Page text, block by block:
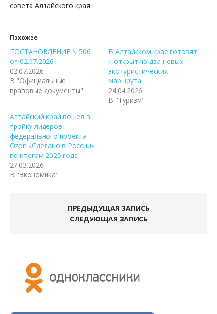
совета Алтайского края.
Похожее
ПОСТАНОВЛЕНИЕ №506
от 02.07.2026
02.07.2026
В "Официальные
правовые документы"
В Алтайском крае готовят
к открытию два новых
экотуристических
маршрута
24.04.2026
В "Туризм"
Алтайский край вошел в
тройку лидеров
федерального проекта
Ozon «Сделано в России»
по итогам 2025 года
27.03.2026
В "Экономика"
ПРЕДЫДУЩАЯ ЗАПИСЬ
СЛЕДУЮЩАЯ ЗАПИСЬ